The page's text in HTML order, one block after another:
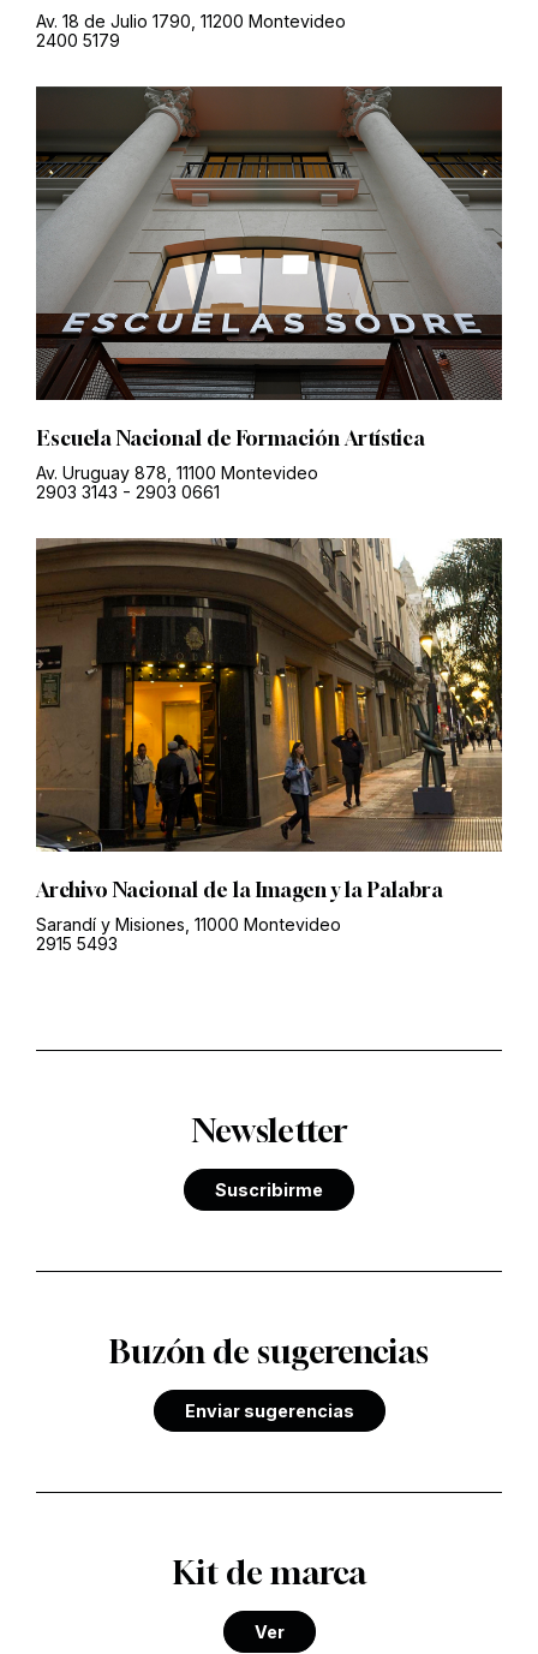
Av. 18 de Julio 1790, 11200 Montevideo
2400 5179
Escuela Nacional de Formación Artística
Av. Uruguay 878, 11100 Montevideo
2903 3143 - 2903 0661
Archivo Nacional de la Imagen y la Palabra
Sarandí y Misiones, 11000 Montevideo
2915 5493
Newsletter
Suscribirme
Buzón de sugerencias
Enviar sugerencias
Kit de marca
Ver